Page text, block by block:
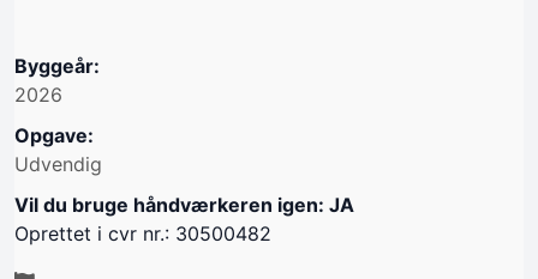
Byggeår:
2026
Opgave:
Udvendig
Vil du bruge håndværkeren igen: JA
Oprettet i cvr nr.: 30500482